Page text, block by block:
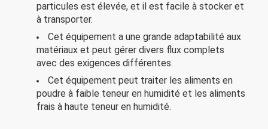
particules est élevée, et il est facile à stocker et
à transporter.
Cet équipement a une grande adaptabilité aux
matériaux et peut gérer divers flux complets
avec des exigences différentes.
Cet équipement peut traiter les aliments en
poudre à faible teneur en humidité et les aliments
frais à haute teneur en humidité.